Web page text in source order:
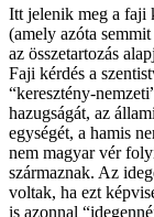
Itt jelenik meg a faji
(amely azóta
az összetartozás
Faji kérdés a
“keresztény-
hazugságát, az
egységét, a hamis
nem magyar vér
származnak. Az
voltak, ha ezt
is azonnal